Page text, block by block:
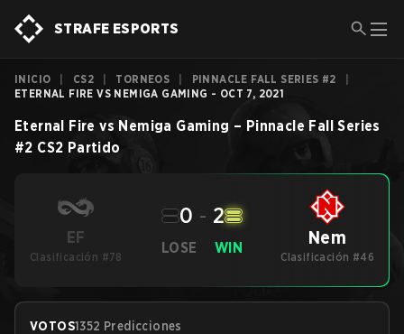
STRAFE ESPORTS
INICIO CS2 TORNEOS PINNACLE FALL SERIES #2
ETERNAL FIRE VS NEMIGA GAMING - OCT 7, 2021
Eternal Fire vs Nemiga Gaming – Pinnacle Fall Series
#2 CS2 Partido
EF
Clasificación #78
LOSE
0 - 2
WIN Nem
Clasificación #46
VOTOS1352 Predicciones